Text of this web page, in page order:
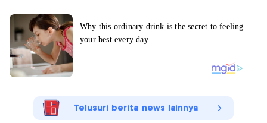
Telusuri berita news lainnya